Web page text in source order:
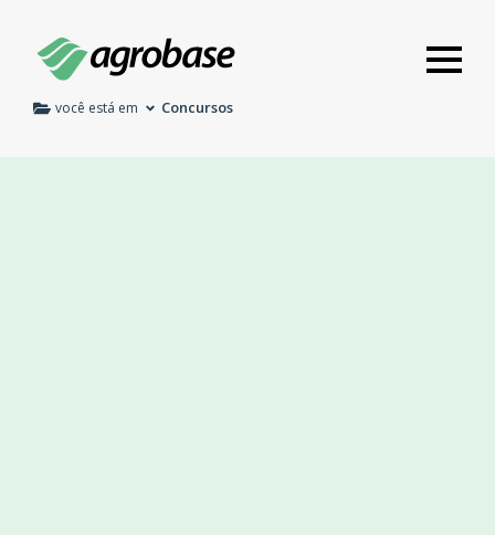
você está em Concursos